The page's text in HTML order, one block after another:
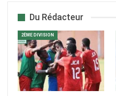
Du Rédacteur
2ÈME DIVISION